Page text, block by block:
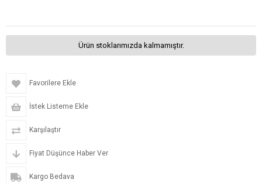
Ürün stoklarımızda kalmamıştır.
Favorilere Ekle
İstek Listeme Ekle
Karşılaştır
Fiyat Düşünce Haber Ver
Kargo Bedava